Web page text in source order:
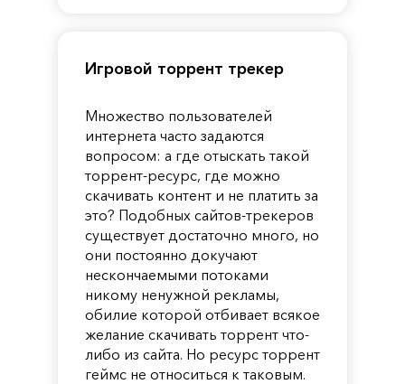
Игровой торрент трекер
Множество пользователей
интернета часто задаются
вопросом: а где отыскать такой
торрент-ресурс, где можно
скачивать контент и не платить за
это? Подобных сайтов-трекеров
существует достаточно много, но
они постоянно докучают
нескончаемыми потоками
никому ненужной рекламы,
обилие которой отбивает всякое
желание скачивать торрент что-
либо из сайта. Но ресурс торрент
геймс не относиться к таковым.